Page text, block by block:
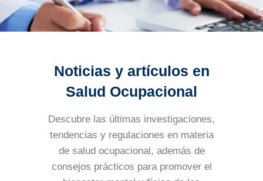
Noticias y artículos en
Salud Ocupacional
Descubre las últimas investigaciones,
tendencias y regulaciones en materia
de salud ocupacional, además de
consejos prácticos para promover el